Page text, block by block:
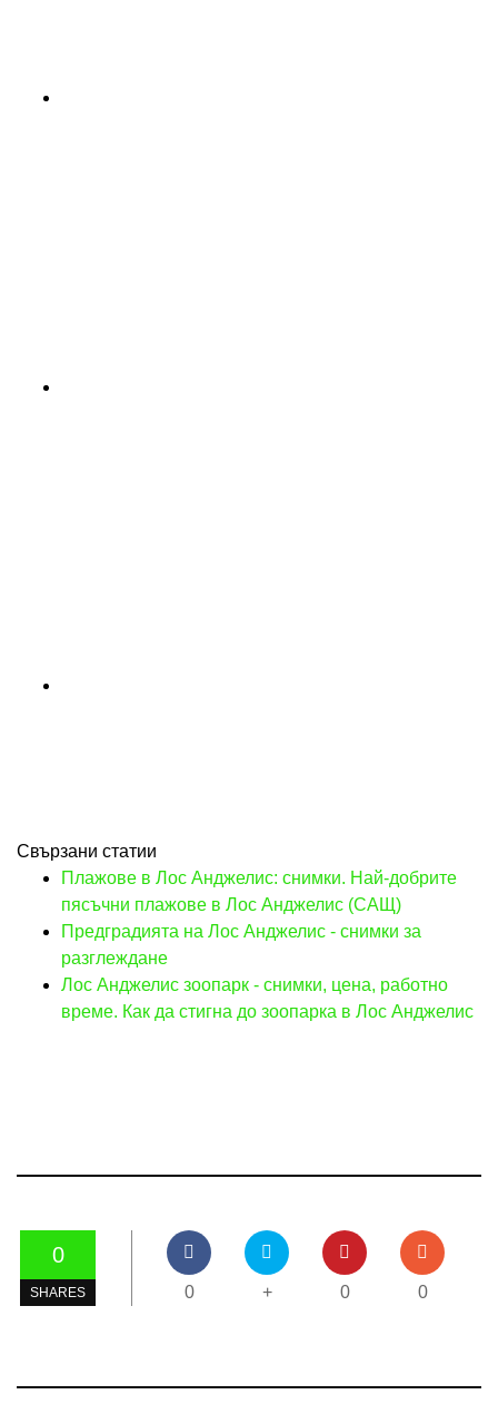
Свързани статии
Плажове в Лос Анджелис: снимки. Най-добрите
пясъчни плажове в Лос Анджелис (САЩ)
Предградията на Лос Анджелис - снимки за
разглеждане
Лос Анджелис зоопарк - снимки, цена, работно
време. Как да стигна до зоопарка в Лос Анджелис
0
SHARES 0 + 0 0